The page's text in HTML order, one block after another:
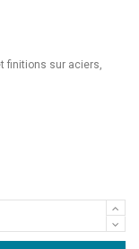
finitions sur aciers,